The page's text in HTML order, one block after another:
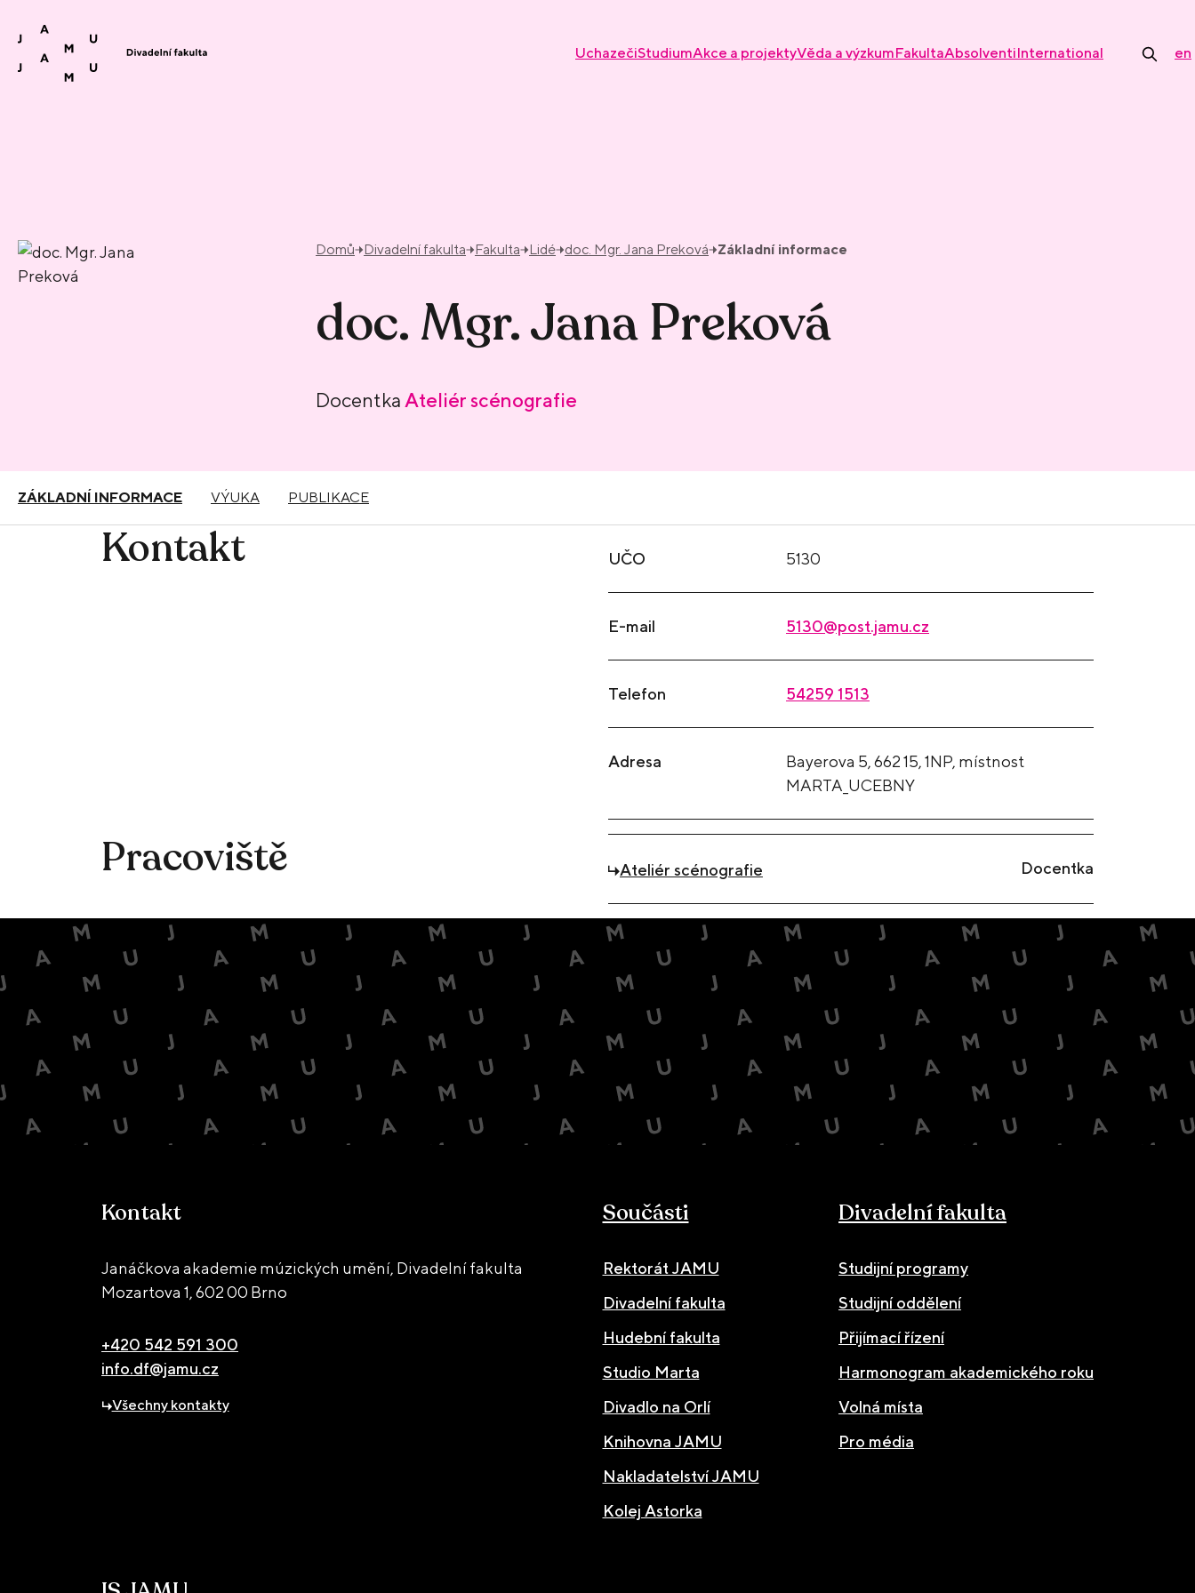
UchazečiStudiumAkce a projektyVěda a výzkumFakultaAbsolventiInternational en
Domů Divadelní fakulta Fakulta Lidé doc. Mgr. Jana Preková Základní informace
doc. Mgr. Jana Preková
Docentka Ateliér scénografie
ZÁKLADNÍ INFORMACE VÝUKA PUBLIKACE
Kontakt UČO 5130
E-mail 5130@post.jamu.cz
Telefon 54259 1513
Adresa
Bayerova 5, 662 15, 1NP, místnost
MARTA_UCEBNY
Pracoviště Docentka
Ateliér scénografie
Kontakt
Janáčkova akademie múzických umění, Divadelní fakulta
Mozartova 1,602 00 Brno
+420 542 591 300
info.df@jamu.cz
Všechny kontakty
Součásti
Rektorát JAMU
Divadelní fakulta
Hudební fakulta
Studio Marta
Divadlo na Orlí
Knihovna JAMU
Nakladatelství JAMU
Kolej Astorka
Divadelní fakulta
Studijní programy
Studijní oddělení
Přijímací řízení
Harmonogram akademického roku
Volná místa
Pro média